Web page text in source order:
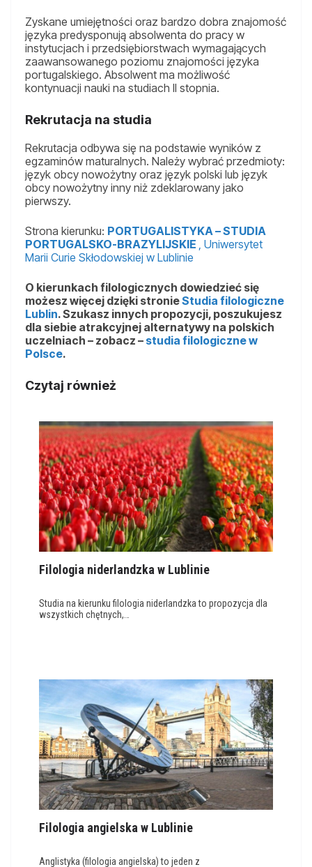
Zyskane umiejętności oraz bardzo dobra znajomość
języka predysponują absolwenta do pracy w
instytucjach i przedsiębiorstwach wymagających
zaawansowanego poziomu znajomości języka
portugalskiego. Absolwent ma możliwość
kontynuacji nauki na studiach II stopnia.
Rekrutacja na studia
Rekrutacja odbywa się na podstawie wyników z
egzaminów maturalnych. Należy wybrać przedmioty:
język obcy nowożytny oraz język polski lub język
obcy nowożytny inny niż zdeklarowany jako
pierwszy.
Strona kierunku: PORTUGALISTYKA – STUDIA
PORTUGALSKO-BRAZYLIJSKIE , Uniwersytet
Marii Curie Skłodowskiej w Lublinie
O kierunkach filologicznych dowiedzieć się
możesz więcej dzięki stronieStudia filologiczne
Lublin. Szukasz innych propozycji, poszukujesz
dla siebie atrakcyjnej alternatywy na polskich
uczelniach – zobacz – studia filologiczne w
Polsce.
Czytaj również
Filologia niderlandzka w Lublinie
Studia na kierunku filologia niderlandzka to propozycja dla
wszystkich chętnych,…
Filologia angielska w Lublinie
Anglistyka (filologia angielska) to jeden z